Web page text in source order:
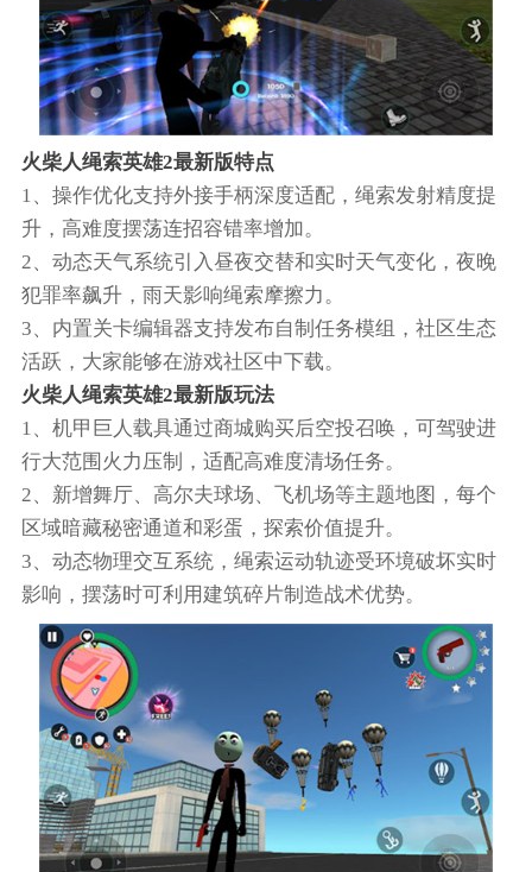
火柴人绳索英雄2最新版特点
1、操作优化支持外接手柄深度适配，绳索发射精度提
升，高难度摆荡连招容错率增加。
2、动态天气系统引入昼夜交替和实时天气变化，夜晚
犯罪率飙升，雨天影响绳索摩擦力。
3、内置关卡编辑器支持发布自制任务模组，社区生态
活跃，大家能够在游戏社区中下载。
火柴人绳索英雄2最新版玩法
1、机甲巨人载具通过商城购买后空投召唤，可驾驶进
行大范围火力压制，适配高难度清场任务。
2、新增舞厅、高尔夫球场、飞机场等主题地图，每个
区域暗藏秘密通道和彩蛋，探索价值提升。
3、动态物理交互系统，绳索运动轨迹受环境破坏实时
影响，摆荡时可利用建筑碎片制造战术优势。